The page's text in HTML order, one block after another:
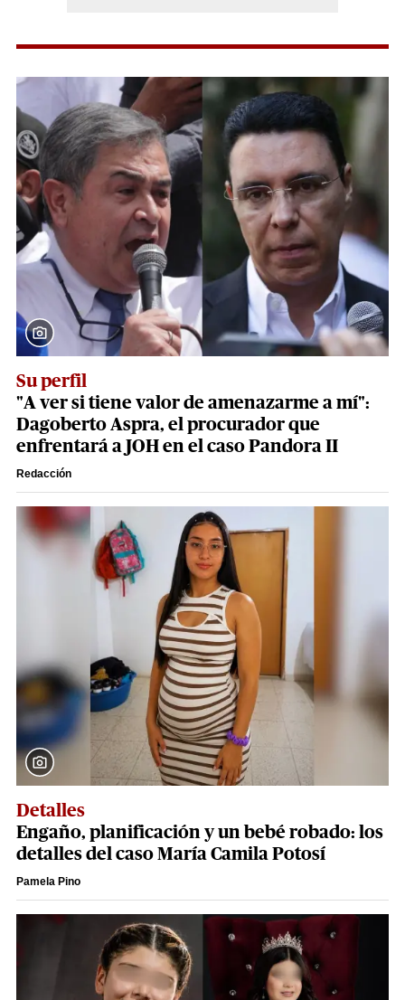
Su perfil
"A ver si tiene valor de amenazarme a mí":
Dagoberto Aspra, el procurador que
enfrentará a JOH en el caso Pandora II
Redacción
Detalles
Engaño, planificación y un bebé robado: los
detalles del caso María Camila Potosí
Pamela Pino